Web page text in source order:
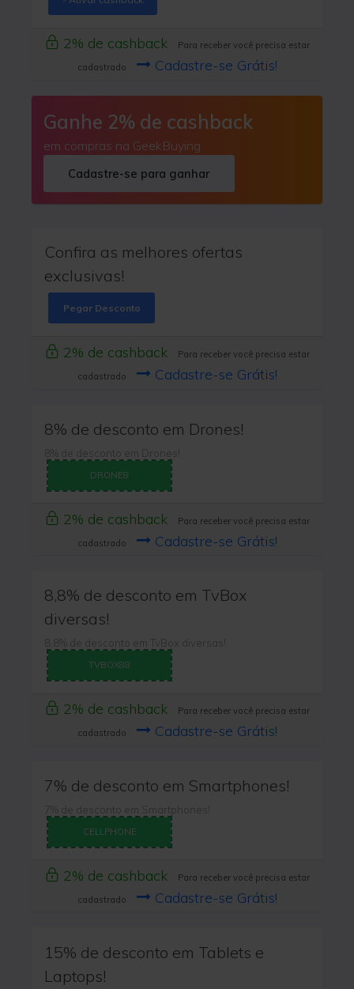
2% de cashback
Para receber você precisa estar
cadastrado
Cadastre-se Grátis!
Ganhe 2% de cashback
em compras na GeekBuying
Cadastre-se para ganhar
Confira as melhores ofertas
exclusivas!
Pegar Desconto
2% de cashback
Para receber você precisa estar
cadastrado
Cadastre-se Grátis!
8% de desconto em Drones!
8% de desconto em Drones!
DRONE8
2% de cashback
Para receber você precisa estar
cadastrado
Cadastre-se Grátis!
8,8% de desconto em TvBox
diversas!
8,8% de desconto em TvBox diversas!
TVBOX88
2% de cashback
Para receber você precisa estar
cadastrado
Cadastre-se Grátis!
7% de desconto em Smartphones!
7% de desconto em Smartphones!
CELLPHONE
2% de cashback
Para receber você precisa estar
cadastrado
Cadastre-se Grátis!
15% de desconto em Tablets e
Laptops!